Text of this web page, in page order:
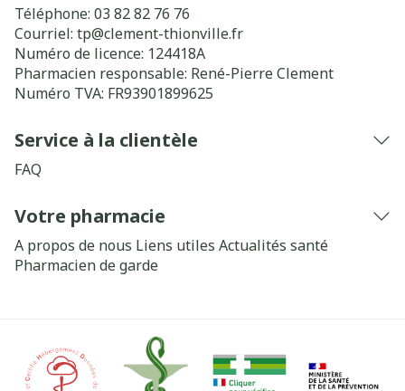
Téléphone: 03 82 82 76 76
Courriel: tp@clement-thionville.fr
Numéro de licence: 124418A
Pharmacien responsable: René-Pierre Clement
Numéro TVA: FR93901899625
Service à la clientèle
FAQ
Votre pharmacie
A propos de nous Liens utiles Actualités santé
Pharmacien de garde